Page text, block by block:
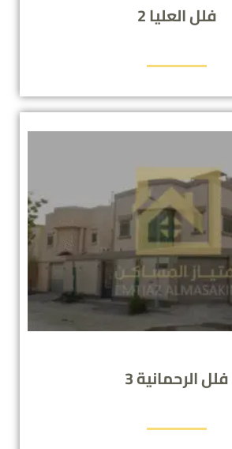
فلل العليا 2
فلل الرحمانية 3